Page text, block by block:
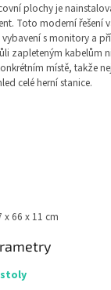
plochy je
Toto moderní řešení
s monitory a
zapleteným kabelům
místě, takže
celé herní stanice.
x 66 x 11 cm